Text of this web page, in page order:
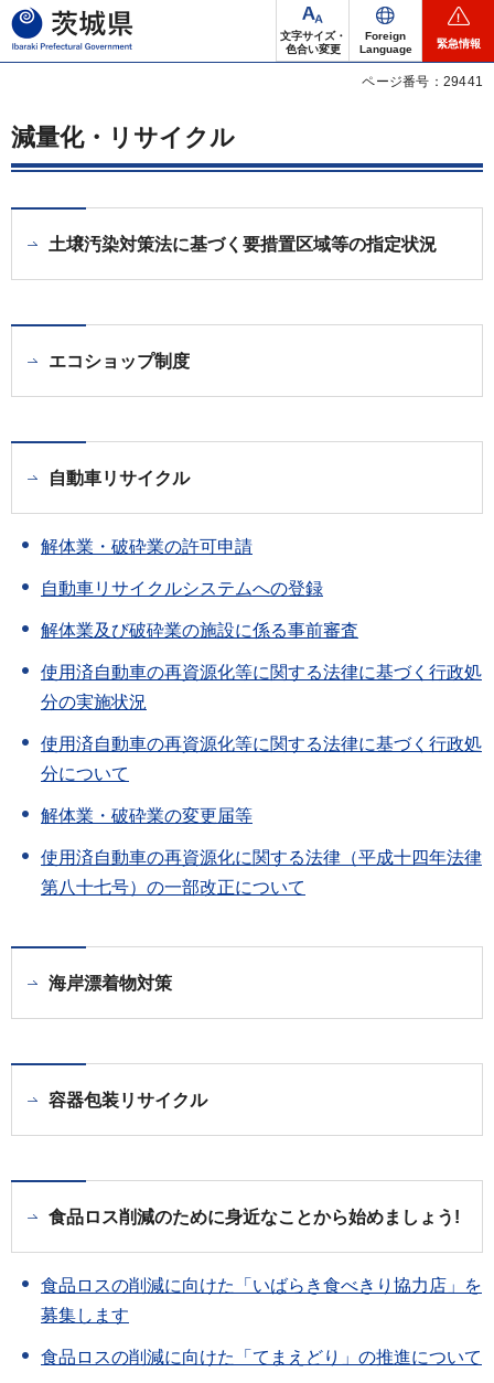
茨城県
文字サイズ・
色合い変更
Foreign
Language
緊急情報
ページ番号：29441
減量化・リサイクル
土壌汚染対策法に基づく要措置区域等の指定状況
エコショップ制度
自動車リサイクル
解体業・破砕業の許可申請
自動車リサイクルシステムへの登録
解体業及び破砕業の施設に係る事前審査
使用済自動車の再資源化等に関する法律に基づく行政処
分の実施状況
使用済自動車の再資源化等に関する法律に基づく行政処
分について
解体業・破砕業の変更届等
使用済自動車の再資源化に関する法律（平成十四年法律
第八十七号）の一部改正について
海岸漂着物対策
容器包装リサイクル
食品ロス削減のために身近なことから始めましょう!
食品ロスの削減に向けた「いばらき食べきり協力店」を
募集します
食品ロスの削減に向けた「てまえどり」の推進について